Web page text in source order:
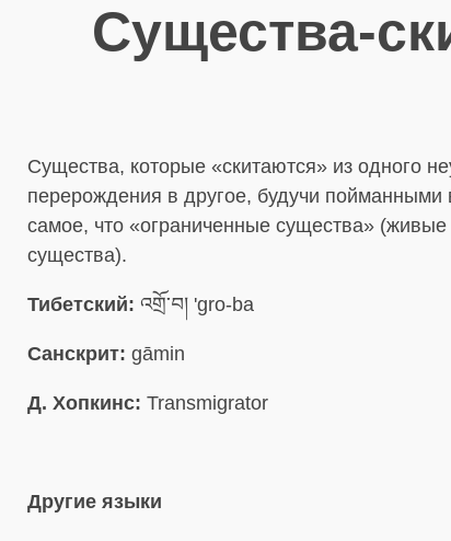
Существа-
Существа, которые «скитаются» из одного
перерождения в другое, будучи
самое, что «ограниченные существа»
существа).
Тибетский: འགྲོ་བ། 'gro-ba
Санскрит: gāmin
Д. Хопкинс: Transmigrator
Другие языки